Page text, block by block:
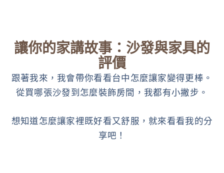
讓你的家講故事：沙發與家具的
評價
跟著我來，我會帶你看看台中怎麼讓家變得更棒。
從買哪張沙發到怎麼裝飾房間，我都有小撇步。
想知道怎麼讓家裡既好看又舒服，就來看看我的分
享吧！